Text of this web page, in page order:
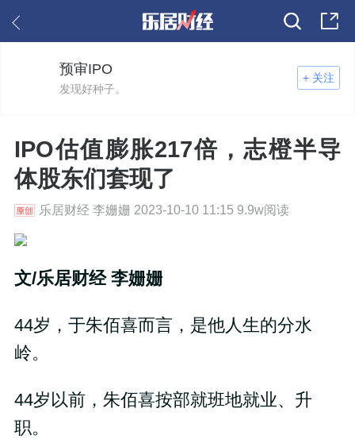
+ 关注
预审IPO
发现好种子。
IPO估值膨胀217倍，志橙半导
体股东们套现了
乐居财经 李姗姗 2023-10-10 11:15 9.9w阅读
文/乐居财经 李姗姗
44岁，于朱佰喜而言，是他人生的分水
岭。
44岁以前，朱佰喜按部就班地就业、升
职。